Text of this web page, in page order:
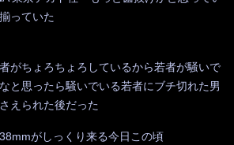
っていた
がちょろちょろしているから若者が騒いで
と思ったら騒いでいる若者にブチ切れた男
えられた後だった
がしっくり来る今日この頃